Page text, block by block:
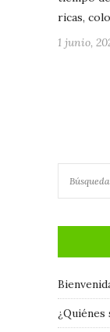
ricas,
1 junio,
¿Quiénes